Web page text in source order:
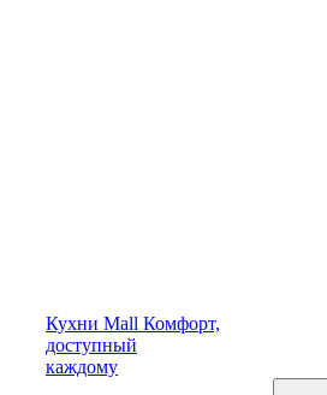
Кухни Mall Комфорт,
доступный
каждому